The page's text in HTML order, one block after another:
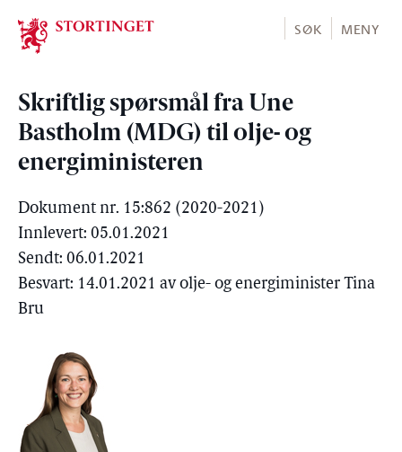
Stortinget.no
SØK MENY
Skriftlig spørsmål fra Une
Bastholm (MDG) til olje- og
energiministeren
Dokument nr. 15:862 (2020-2021)
Innlevert: 05.01.2021
Sendt: 06.01.2021
Besvart: 14.01.2021 av olje- og energiminister Tina
Bru